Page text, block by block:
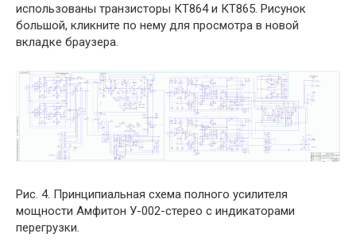
использованы транзисторы КТ864 и КТ865. Рисунок
большой, кликните по нему для просмотра в новой
вкладке браузера.
Рис. 4. Принципиальная схема полного усилителя
мощности Амфитон У-002-стерео с индикаторами
перегрузки.